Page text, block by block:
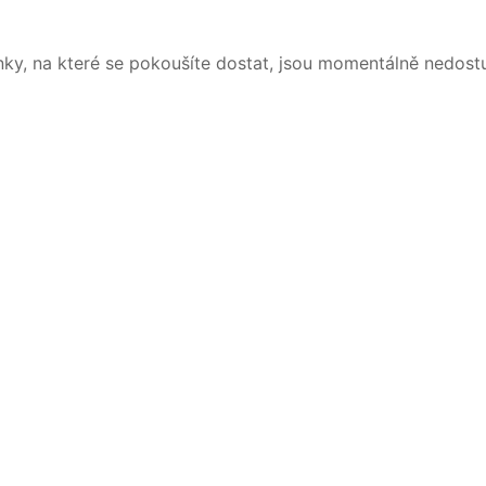
na které se pokoušíte dostat, jsou momentálně